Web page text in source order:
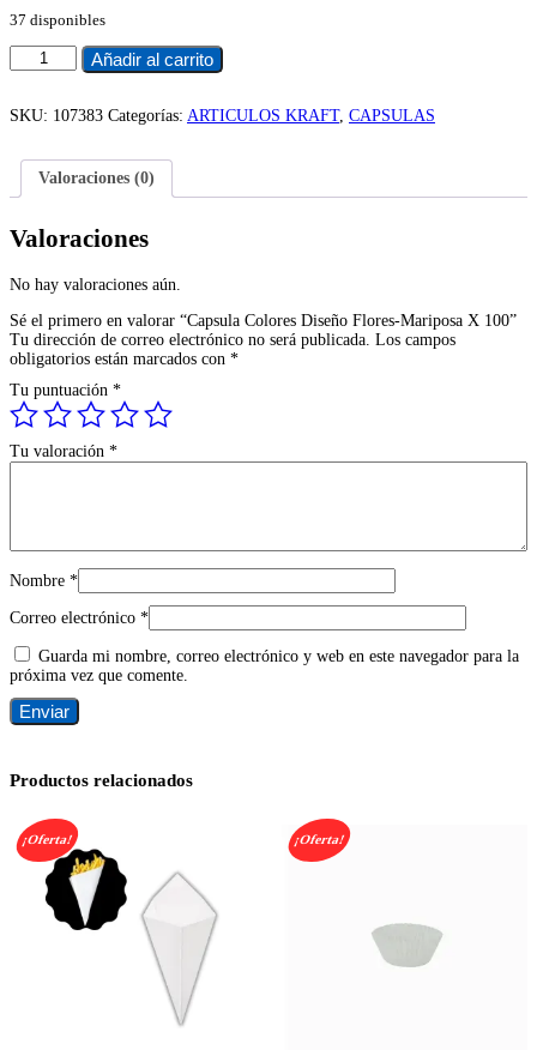
original
$700.
actual
$651.
37 disponibles
Capsula
Colores
Flores-
100
cantidad
Añadir al carrito
SKU: 107383 Categorías: ARTICULOS KRAFT, CAPSULAS
Valoraciones (0)
Valoraciones
No hay valoraciones aún.
Sé el primero en valorar “Capsula Colores Diseño Flores-Mariposa X 100”
Tu dirección de correo electrónico no será publicada. Los campos
obligatorios están marcados con *
Tu puntuación *
Tu valoración *
Nombre *
Correo electrónico *
Guarda mi nombre, correo electrónico y web en este navegador para la
próxima vez que comente.
Productos relacionados
¡Oferta! ¡Oferta!